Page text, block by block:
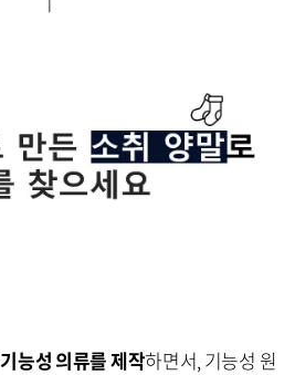
기능성 의류를 제작하면서, 기능성 원